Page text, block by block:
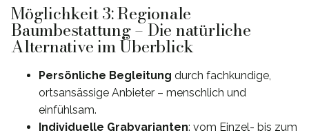
Möglichkeit 3: Regionale
Baumbestattung – Die natürliche
Alternative im Überblick
Persönliche Begleitung durch fachkundige,
ortsansässige Anbieter – menschlich und
einfühlsam.
Individuelle Grabvarianten: vom Einzel- bis zum